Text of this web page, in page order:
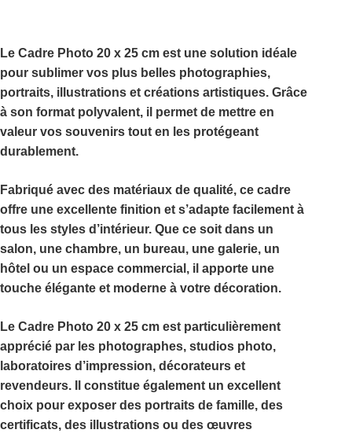
Le Cadre Photo 20 x 25 cm est une solution idéale
pour sublimer vos plus belles photographies,
portraits, illustrations et créations artistiques. Grâce
à son format polyvalent, il permet de mettre en
valeur vos souvenirs tout en les protégeant
durablement.
Fabriqué avec des matériaux de qualité, ce cadre
offre une excellente finition et s’adapte facilement à
tous les styles d’intérieur. Que ce soit dans un
salon, une chambre, un bureau, une galerie, un
hôtel ou un espace commercial, il apporte une
touche élégante et moderne à votre décoration.
Le Cadre Photo 20 x 25 cm est particulièrement
apprécié par les photographes, studios photo,
laboratoires d’impression, décorateurs et
revendeurs. Il constitue également un excellent
choix pour exposer des portraits de famille, des
certificats, des illustrations ou des œuvres